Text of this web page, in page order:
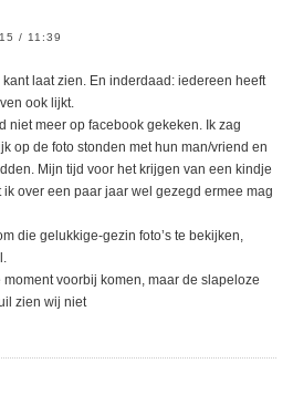
/ 11:39
laat zien. En inderdaad: iedereen heeft
ook lijkt.
niet meer op facebook gekeken. Ik zag
op de foto stonden met hun man/vriend en
Mijn tijd voor het krijgen van een kindje
over een paar jaar wel gezegd ermee mag
die gelukkige-gezin foto’s te bekijken,
voorbij komen, maar de slapeloze
zien wij niet